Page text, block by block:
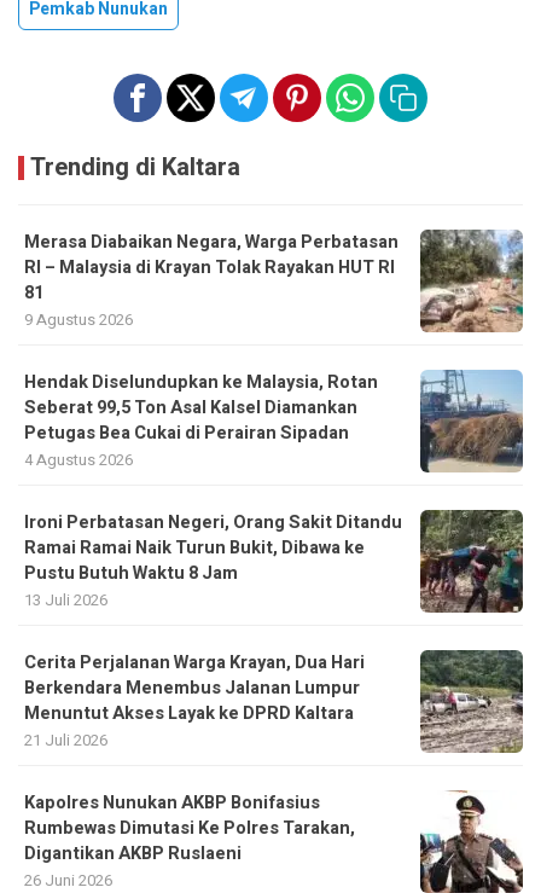
Pemkab Nunukan
Trending di Kaltara
Merasa Diabaikan Negara, Warga Perbatasan
RI – Malaysia di Krayan Tolak Rayakan HUT RI
81
9 Agustus 2026
Hendak Diselundupkan ke Malaysia, Rotan
Seberat 99,5 Ton Asal Kalsel Diamankan
Petugas Bea Cukai di Perairan Sipadan
4 Agustus 2026
Ironi Perbatasan Negeri, Orang Sakit Ditandu
Ramai Ramai Naik Turun Bukit, Dibawa ke
Pustu Butuh Waktu 8 Jam
13 Juli 2026
Cerita Perjalanan Warga Krayan, Dua Hari
Berkendara Menembus Jalanan Lumpur
Menuntut Akses Layak ke DPRD Kaltara
21 Juli 2026
Kapolres Nunukan AKBP Bonifasius
Rumbewas Dimutasi Ke Polres Tarakan,
Digantikan AKBP Ruslaeni
26 Juni 2026